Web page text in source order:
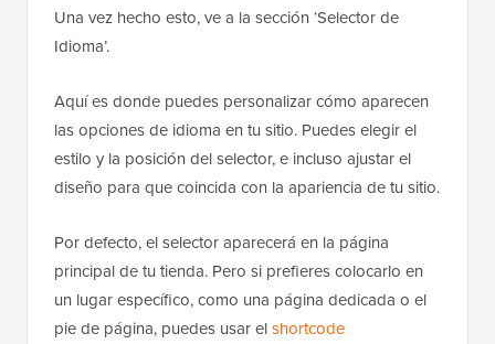
Una vez hecho esto, ve a la sección ‘Selector de
Idioma’.
Aquí es donde puedes personalizar cómo aparecen
las opciones de idioma en tu sitio. Puedes elegir el
estilo y la posición del selector, e incluso ajustar el
diseño para que coincida con la apariencia de tu sitio.
Por defecto, el selector aparecerá en la página
principal de tu tienda. Pero si prefieres colocarlo en
un lugar específico, como una página dedicada o el
pie de página, puedes usar elshortcode